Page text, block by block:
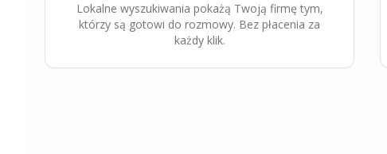
Lokalne wyszukiwania pokażą Twoją firmę tym,
którzy są gotowi do rozmowy. Bez płacenia za
każdy klik.